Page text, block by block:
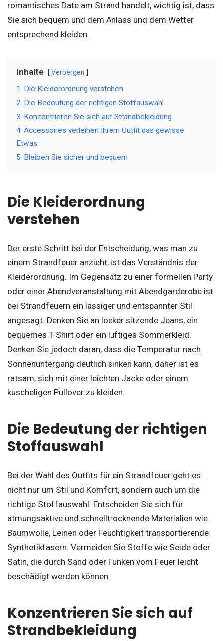
romantisches Date am Strand handelt, wichtig ist, dass
Sie sich bequem und dem Anlass und dem Wetter
entsprechend kleiden.
Inhalte Verbergen
1 Die Kleiderordnung verstehen
2 Die Bedeutung der richtigen Stoffauswahl
3 Konzentrieren Sie sich auf Strandbekleidung
4 Accessoires verleihen Ihrem Outfit das gewisse
Etwas
5 Bleiben Sie sicher und bequem
Die Kleiderordnung
verstehen
Der erste Schritt bei der Entscheidung, was man zu
einem Strandfeuer anzieht, ist das Verständnis der
Kleiderordnung. Im Gegensatz zu einer formellen Party
oder einer Abendveranstaltung mit Abendgarderobe ist
bei Strandfeuern ein lässiger und entspannter Stil
angesagt. Denken Sie an locker sitzende Jeans, ein
bequemes T-Shirt oder ein luftiges Sommerkleid.
Denken Sie jedoch daran, dass die Temperatur nach
Sonnenuntergang deutlich sinken kann, daher ist es
ratsam, sich mit einer leichten Jacke oder einem
kuscheligen Pullover zu kleiden.
Die Bedeutung der richtigen
Stoffauswahl
Bei der Wahl des Outfits für ein Strandfeuer geht es
nicht nur um Stil und Komfort, sondern auch um die
richtige Stoffauswahl. Entscheiden Sie sich für
atmungsaktive und schnelltrocknende Materialien wie
Baumwolle, Leinen oder Feuchtigkeit transportierende
Synthetikfasern. Vermeiden Sie Stoffe wie Seide oder
Satin, die durch Sand oder Funken vom Feuer leicht
beschädigt werden können.
Konzentrieren Sie sich auf
Strandbekleidung